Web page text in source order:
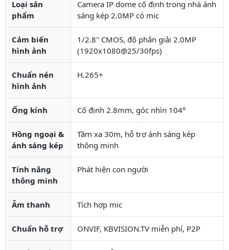
Loại sản
phẩm
Camera IP dome cố định trong nhà ánh
sáng kép 2.0MP có mic
Cảm biến
hình ảnh
1/2.8" CMOS, độ phân giải 2.0MP
(1920x1080@25/30fps)
Chuẩn nén
hình ảnh
H.265+
Ống kính Cố định 2.8mm, góc nhìn 104°
Hồng ngoại &
ánh sáng kép
Tầm xa 30m, hỗ trợ ánh sáng kép
thông minh
Tính năng
thông minh
Phát hiện con người
Âm thanh Tích hợp mic
Chuẩn hỗ trợ ONVIF, KBVISION.TV miễn phí, P2P